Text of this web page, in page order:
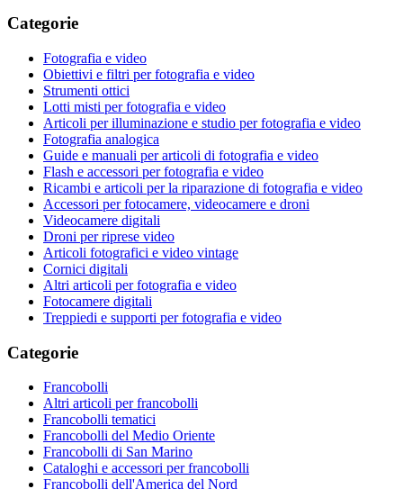
Categorie
Fotografia e video
Obiettivi e filtri per fotografia e video
Strumenti ottici
Lotti misti per fotografia e video
Articoli per illuminazione e studio per fotografia e video
Fotografia analogica
Guide e manuali per articoli di fotografia e video
Flash e accessori per fotografia e video
Ricambi e articoli per la riparazione di fotografia e video
Accessori per fotocamere, videocamere e droni
Videocamere digitali
Droni per riprese video
Articoli fotografici e video vintage
Cornici digitali
Altri articoli per fotografia e video
Fotocamere digitali
Treppiedi e supporti per fotografia e video
Categorie
Francobolli
Altri articoli per francobolli
Francobolli tematici
Francobolli del Medio Oriente
Francobolli di San Marino
Cataloghi e accessori per francobolli
Francobolli dell'America del Nord